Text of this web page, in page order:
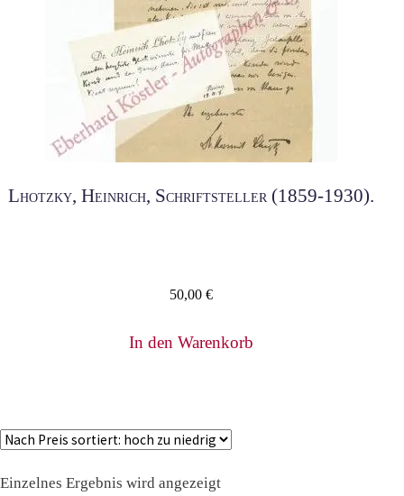
Lhotzky, Heinrich, Schriftsteller (1859-1930).
50,00 €
In den Warenkorb
Einzelnes Ergebnis wird angezeigt